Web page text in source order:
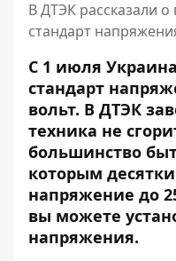
В ДТЭК рассказали
стандарт
С 1 июля
стандарт
вольт. В ДТЭК
техника не
большинство
которым
напряжение до
вы можете
напряжения.